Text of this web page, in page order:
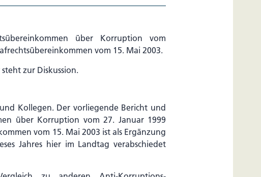
über Korruption vom
vom 15. Mai 2003.
zur Diskussion.
Kollegen. Der vorliegende Bericht und
über Korruption vom 27. Januar 1999
vom 15. Mai 2003 ist als Ergänzung
Jahres hier im Landtag verabschiedet